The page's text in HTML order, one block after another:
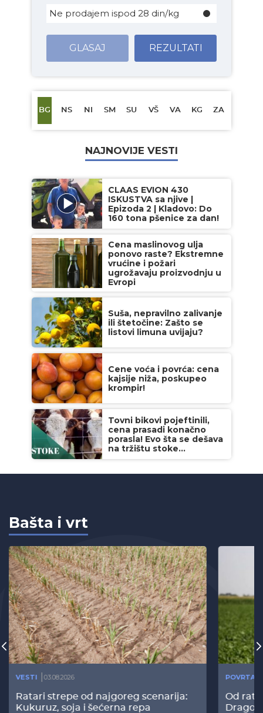
Ne prodajem ispod 28 din/kg
GLASAJ REZULTATI
BG NS NI SM SU VŠ VA KG ZA
NAJNOVIJE VESTI
CLAAS EVION 430
ISKUSTVA sa njive |
Epizoda 2 | Kladovo: Do
160 tona pšenice za dan!
Cena maslinovog ulja
ponovo raste? Ekstremne
vrućine i požari
ugrožavaju proizvodnju u
Evropi
Suša, nepravilno zalivanje
ili štetočine: Zašto se
listovi limuna uvijaju?
Cene voća i povrća: cena
kajsije niža, poskupeo
krompir!
Tovni bikovi pojeftinili,
cena prasadi konačno
porasla! Evo šta se dešava
na tržištu stoke...
Bašta i vrt
VESTI 03.08.2026
Ratari strepe od najgoreg scenarija:
Kukuruz, soja i šećerna repa
Od